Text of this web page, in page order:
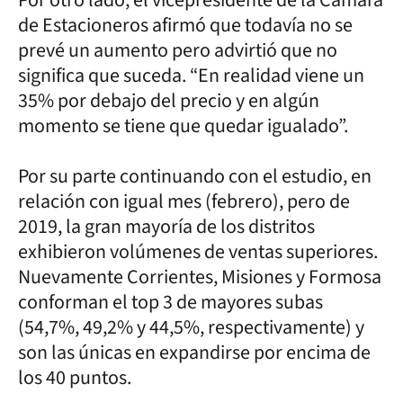
de Estacioneros afirmó que todavía no se
prevé un aumento pero advirtió que no
significa que suceda. “En realidad viene un
35% por debajo del precio y en algún
momento se tiene que quedar igualado”.
Por su parte continuando con el estudio, en
relación con igual mes (febrero), pero de
2019, la gran mayoría de los distritos
exhibieron volúmenes de ventas superiores.
Nuevamente Corrientes, Misiones y Formosa
conforman el top 3 de mayores subas
(54,7%, 49,2% y 44,5%, respectivamente) y
son las únicas en expandirse por encima de
los 40 puntos.